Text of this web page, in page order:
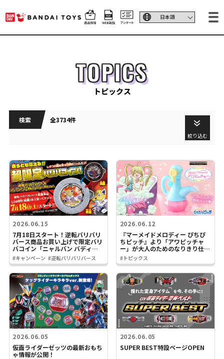
TOPICS
トピックス
検索 全3734件
絞り込む
2026.06.15
7月18日スタート！逆転バリバリ
バース商品お買い上げで限定バリ
バコイン「ニャルバン バディぬ
いver.」がもらえる！
#キャンペーン #逆転バリバリバース
2026.06.12
『マーメイドメロディー ぴちぴ
ちピッチ』より「アワピッチャ
ー」が大人のためのなりきり仕様
でプレミアムバンダイに新登場！
#トピックス
2026.06.05
仮面ライダーゼッツの最新おもち
ゃ情報が公開！
2026.06.05
SUPER BEST特設ページOPEN